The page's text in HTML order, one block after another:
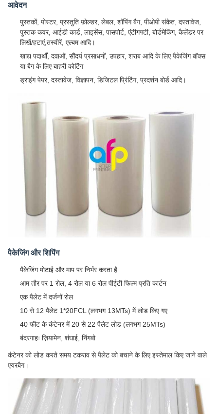
आवेदन
पुस्तकों, पोस्टर, प्रस्तुति फ़ोल्डर, लेबल, शॉपिंग बैग, पीओपी संकेत, दस्तावेज,
पुस्तक कवर, आईडी कार्ड, लाइसेंस, पासपोर्ट, एंटीगफ्टी, बोर्डमेकिंग, कैलेंडर पर
लिखें/हटाएं,तस्वीरें, एल्बम आदि।
खाद्य पदार्थों, दवाओं, सौंदर्य प्रसाधनों, उपहार, शराब आदि के लिए पैकेजिंग बॉक्स
या बैग के लिए बाहरी कोटिंग
ड्राइंग पेपर, दस्तावेज, विज्ञापन, डिजिटल प्रिंटिंग, प्रदर्शन बोर्ड आदि।
पैकेजिंग और शिपिंग
पैकेजिंग मोटाई और माप पर निर्भर करता है
आम तौर पर 1 रोल, 4 रोल या 6 रोल पीईटी फिल्म प्रति कार्टन
एक पैलेट में दर्जनों रोल
10 से 12 पैलेट 1*20FCL (लगभग 13MTs) में लोड किए गए
40 फीट के कंटेनर में 20 से 22 पैलेट लोड (लगभग 25MTs)
बंदरगाहः ज़ियामेन, शंघाई, निंगबो
कंटेनर को लोड करते समय टकराव से पैलेट को बचाने के लिए इस्तेमाल किए जाने वाले
एयरबैग।